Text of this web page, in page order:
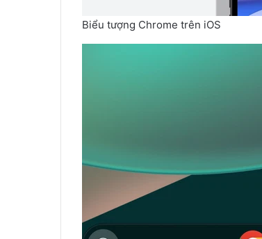
Biểu tượng Chrome trên iOS